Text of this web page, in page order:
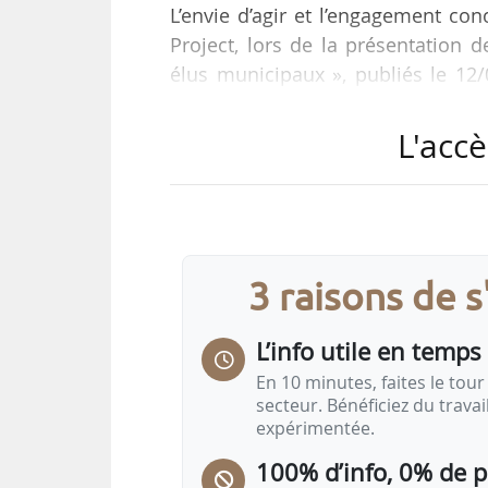
L’envie d’agir et l’engagement
Project, lors de la présentation
élus municipaux », publiés le
L’étude indique que près de
énergétique durant leur
Parmi les freins identifiés par
3 raisons de
L’info utile en
En 10 minutes, faites le
secteur. Bénéficiez du
expérimentée.
100% d’info, 0% de